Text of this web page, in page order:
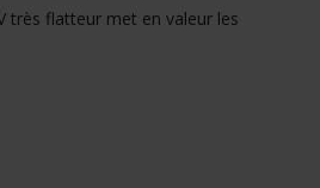
très flatteur met en valeur les